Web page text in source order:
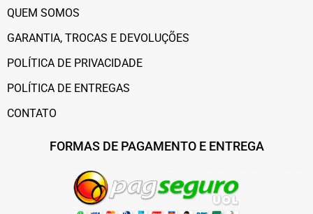
QUEM SOMOS
GARANTIA, TROCAS E DEVOLUÇÕES
POLÍTICA DE PRIVACIDADE
POLÍTICA DE ENTREGAS
CONTATO
FORMAS DE PAGAMENTO E ENTREGA